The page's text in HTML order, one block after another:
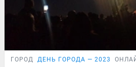
ГОРОД ДЕНЬ ГОРОДА — 2023